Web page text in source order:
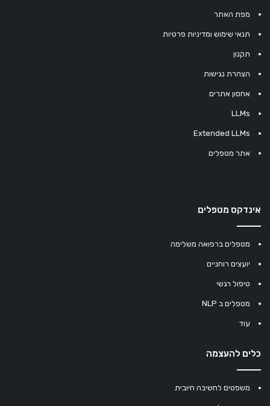
מפת האתר
תנאי שימוש ומדיניות פרטיות
תקנון
הצהרת נגישות
אחסון אתרים
LLMs
Extended LLMs
אתר מטפלים
אינדקס מטפלים
מטפלים ברפואה משלימה
יועצים רוחניים
טיפול רגשי
מטפלים ב NLP
עוד
כלים להעצמה
משפטים לחשיבה חיובית